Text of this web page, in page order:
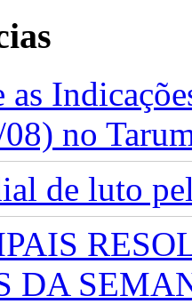
as
no
de luto
DA